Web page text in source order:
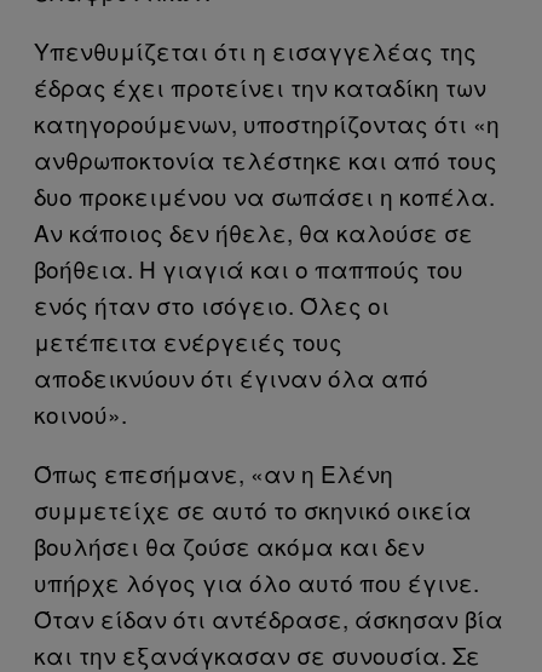
Υπενθυμίζεται ότι η εισαγγελέας της
έδρας έχει προτείνει την καταδίκη των
κατηγορούμενων, υποστηρίζοντας ότι «η
ανθρωποκτονία τελέστηκε και από τους
δυο προκειμένου να σωπάσει η κοπέλα.
Αν κάποιος δεν ήθελε, θα καλούσε σε
βοήθεια. Η γιαγιά και ο παππούς του
ενός ήταν στο ισόγειο. Όλες οι
μετέπειτα ενέργειές τους
αποδεικνύουν ότι έγιναν όλα από
κοινού».
Όπως επεσήμανε, «αν η Ελένη
συμμετείχε σε αυτό το σκηνικό οικεία
βουλήσει θα ζούσε ακόμα και δεν
υπήρχε λόγος για όλο αυτό που έγινε.
Όταν είδαν ότι αντέδρασε, άσκησαν βία
και την εξανάγκασαν σε συνουσία. Σε